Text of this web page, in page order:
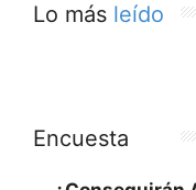
Lo más leído
Encuesta